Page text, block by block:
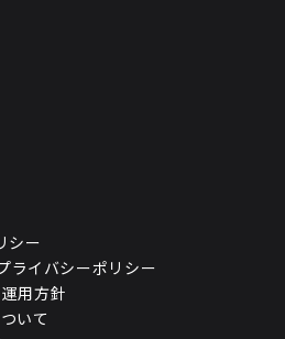
シー
イバシーポリシー
用方針
いて